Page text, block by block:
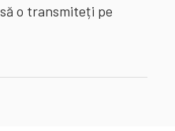
o transmiteți pe